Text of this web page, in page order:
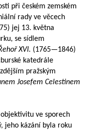
při českém zemském
rady ve věcech
) jej 13. května
se sídlem
XVI. (1765—1846)
katedrále
pražským
Josefem Celestinem
ve sporech
jeho kázání byla roku